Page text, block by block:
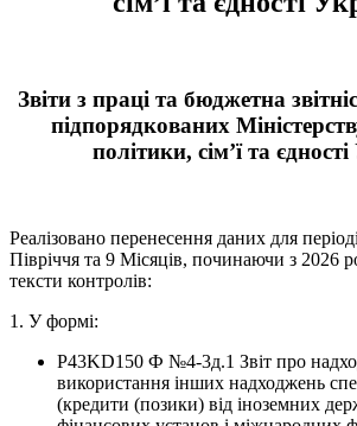
Звіти з праці та бюджетна
підпорядкованих
політики, сім’ї та
Реалізовано перенесення даних для
Півріччя та 9 Місяців, починаючи з 2026
тексти контролів:
1. У формі:
P43KD150 Ф №4-3д.1 Звіт про
використання інших надходжень
(кредити (позики) від іноземних